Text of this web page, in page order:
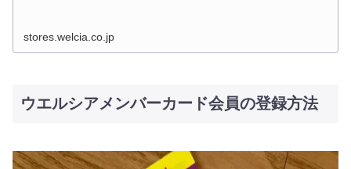
stores.welcia.co.jp
ウエルシアメンバーカード会員の登録方法